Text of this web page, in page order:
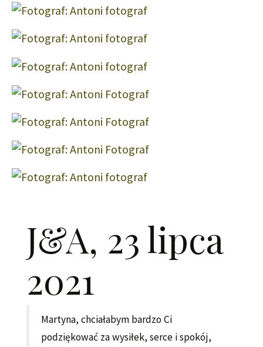
J&A, 23 lipca
2021
Martyna, chciałabym bardzo Ci
podziękować za wysiłek, serce i spokój,